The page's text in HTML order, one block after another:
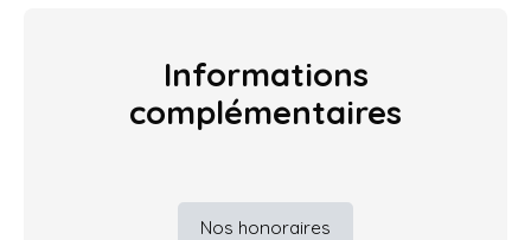
Informations
complémentaires
Nos honoraires